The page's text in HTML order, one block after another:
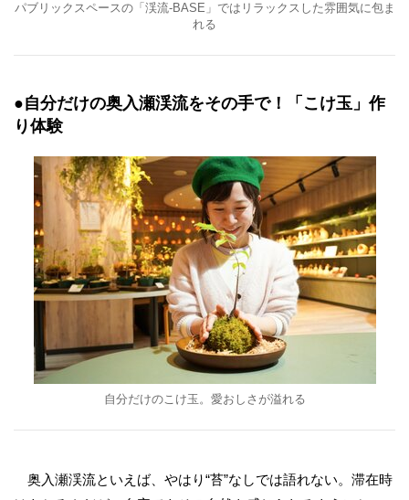
パブリックスペースの「渓流-BASE」ではリラックスした雰囲気に包ま
れる
●自分だけの奥入瀬渓流をその手で！「こけ玉」作
り体験
自分だけのこけ玉。愛おしさが溢れる
奥入瀬渓流といえば、やはり“苔”なしでは語れない。滞在時